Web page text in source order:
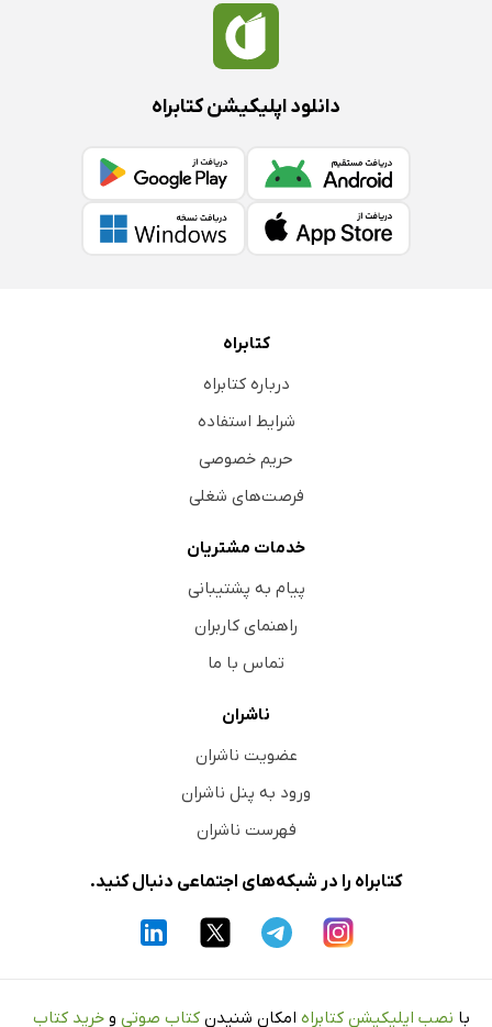
دانلود اپلیکیشن کتابراه
کتابراه
درباره کتابراه
شرایط استفاده
حریم خصوصی
فرصت‌های شغلی
خدمات مشتریان
پیام به پشتیبانی
راهنمای کاربران
تماس با ما
ناشران
عضویت ناشران
ورود به پنل ناشران
فهرست ناشران
کتابراه را در شبکه‌های اجتماعی دنبال کنید.
با نصب اپلیکیشن کتابراه امکان شنیدن کتاب صوتی و خرید کتاب